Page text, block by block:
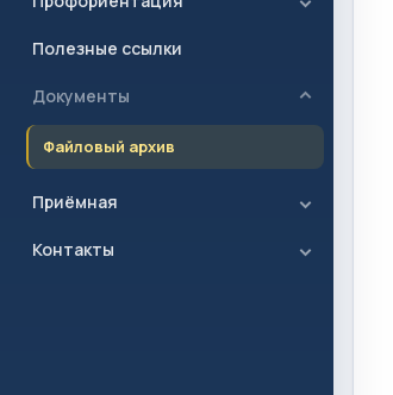
Полезные ссылки
Документы
Файловый архив
Приёмная
Контакты